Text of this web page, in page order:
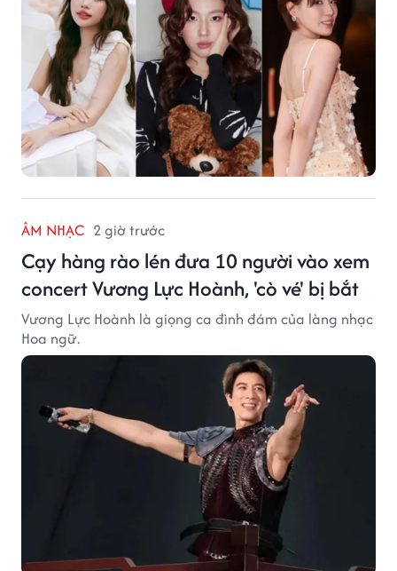
ÂM NHẠC 2 giờ trước
Cạy hàng rào lén đưa 10 người vào xem
concert Vương Lực Hoành, 'cò vé' bị bắt
Vương Lực Hoành là giọng ca đình đám của làng nhạc
Hoa ngữ.